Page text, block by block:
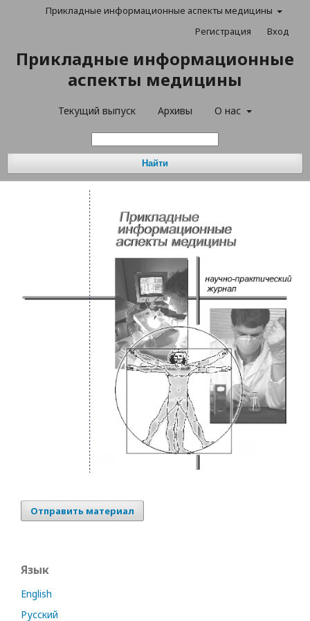
Прикладные информационные
аспекты медицины
Текущий выпуск Архивы О нас
Найти
Прикладные информационные аспекты медицины
Регистрация
Вход
Отправить материал
Язык
English
Русский